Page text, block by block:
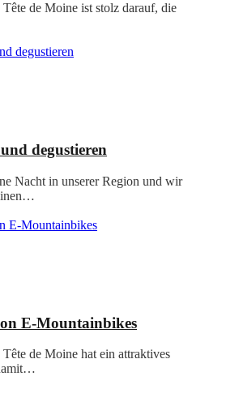
de Moine ist stolz darauf, die
degustieren
Nacht in unserer Region und wir
E-Mountainbikes
de Moine hat ein attraktives